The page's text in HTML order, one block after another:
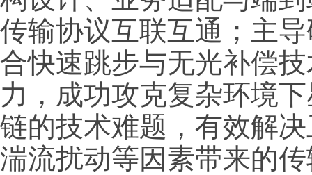
传输协议互联互通；主
合快速跳步与无光补偿
力，成功攻克复杂环境
链的技术难题，有效解
湍流扰动等因素带来的